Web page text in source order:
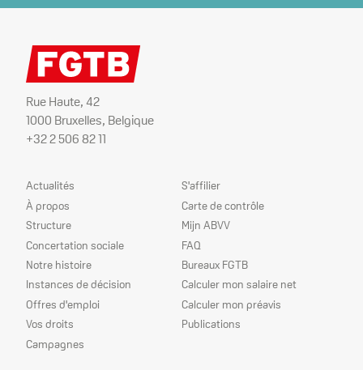
Rue Haute, 42
1000 Bruxelles, Belgique
+32 2 506 82 11
Plan
du
site
Actualités
À propos
Structure
Concertation sociale
Notre histoire
Instances de décision
Offres d'emploi
Vos droits
Campagnes
Nos
services
S'affilier
Carte de contrôle
Mijn ABVV
FAQ
Bureaux FGTB
Calculer mon salaire net
Calculer mon préavis
Publications